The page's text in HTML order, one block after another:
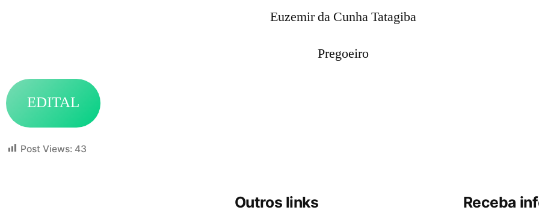
Euzemir da Cunha Tatagiba
Pregoeiro
EDITAL
Post Views: 43
Outros links Receba